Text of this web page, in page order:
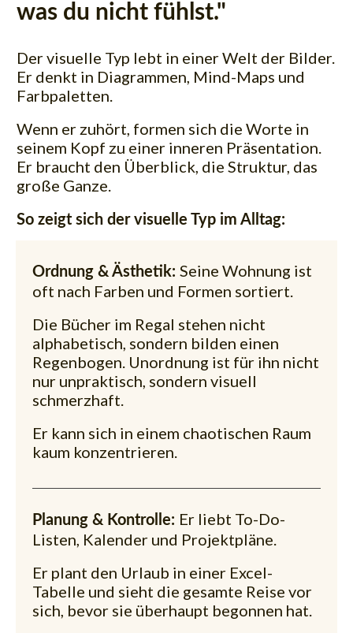
was du nicht fühlst."
Der visuelle Typ lebt in einer Welt der Bilder.
Er denkt in Diagrammen, Mind-Maps und
Farbpaletten.
Wenn er zuhört, formen sich die Worte in
seinem Kopf zu einer inneren Präsentation.
Er braucht den Überblick, die Struktur, das
große Ganze.
So zeigt sich der visuelle Typ im Alltag:
Ordnung & Ästhetik: Seine Wohnung ist
oft nach Farben und Formen sortiert.
Die Bücher im Regal stehen nicht
alphabetisch, sondern bilden einen
Regenbogen. Unordnung ist für ihn nicht
nur unpraktisch, sondern visuell
schmerzhaft.
Er kann sich in einem chaotischen Raum
kaum konzentrieren.
Planung & Kontrolle: Er liebt To-Do-
Listen, Kalender und Projektpläne.
Er plant den Urlaub in einer Excel-
Tabelle und sieht die gesamte Reise vor
sich, bevor sie überhaupt begonnen hat.